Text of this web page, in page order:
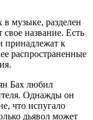
музыке, разделен
свое название. Есть
принадлежат к
распространенные
Бах любил
Однажды он
что испугало
дьявол может